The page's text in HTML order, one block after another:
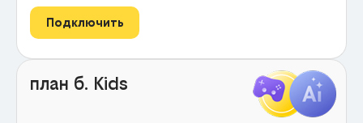
Подключить
план б. Kids